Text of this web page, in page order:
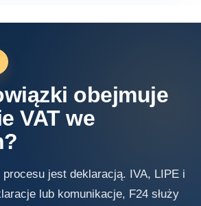
obejmuje
VAT we
jest deklaracją. IVA, LIPE i
lub komunikacje, F24 służy